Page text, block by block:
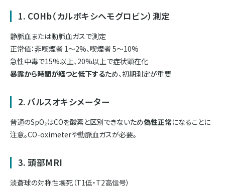
1. COHb（カルボキシヘモグロビン）測定
静脈血または動脈血ガスで測定
正常値：非喫煙者 1〜2%、喫煙者 5〜10%
急性中毒で15%以上、20%以上で症状顕在化
暴露から時間が経つと低下するため、初期測定が重要
2. パルスオキシメーター
普通のSpO₂はCOを酸素と区別できないため偽性正常になることに
注意。CO-oximeterや動脈血ガスが必要。
3. 頭部MRI
淡蒼球の対称性壊死（T1低・T2高信号）